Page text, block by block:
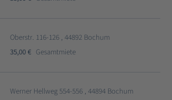
Oberstr. 116-126 , 44892 Bochum
35,00 € Gesamtmiete
Werner Hellweg 554-556 , 44894 Bochum